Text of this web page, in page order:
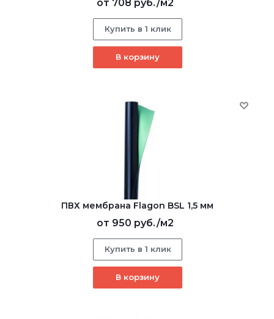
от 708 руб./м2
Купить в 1 клик
В корзину
ПВХ мембрана Flagon BSL 1,5 мм
от 950 руб./м2
Купить в 1 клик
В корзину